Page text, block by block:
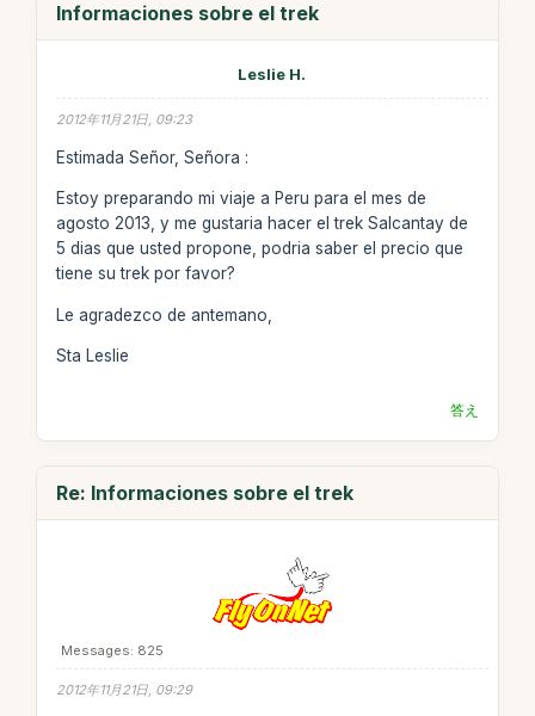
Informaciones sobre el trek
Leslie H.
2012年11月21日, 09:23
Estimada Señor, Señora :
Estoy preparando mi viaje a Peru para el mes de
agosto 2013, y me gustaria hacer el trek Salcantay de
5 dias que usted propone, podria saber el precio que
tiene su trek por favor?
Le agradezco de antemano,
Sta Leslie
答え
Re: Informaciones sobre el trek
Messages: 825
2012年11月21日, 09:29